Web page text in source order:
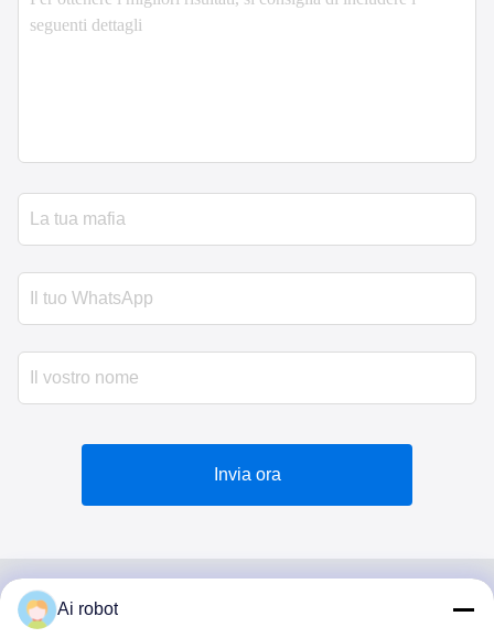
Invia ora
Ai robot